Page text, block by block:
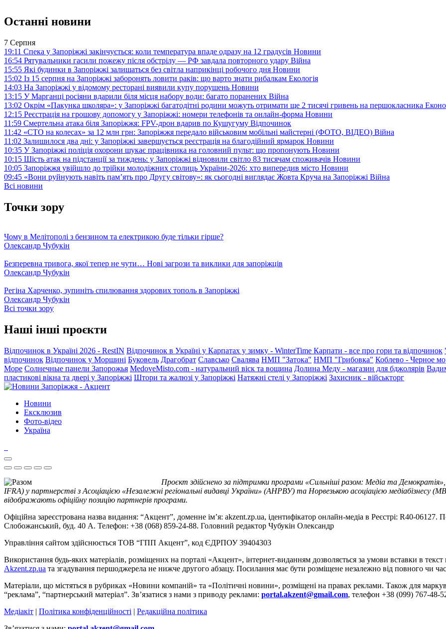
Останні новини
7 Серпня
19:11 Спека у Запоріжжі закінчується: коли температура впаде одразу на 12 градусів Новини
16:54 Рятувальники гасили пожежу після обстрілу — РФ завдала повторного удару Війна
15:55 Які будинки в Запоріжжі залишаться без світла наприкінці робочого дня Новини
15:02 Із 15 серпня на Запоріжжі заборонять ловити раків: що варто знати рибалкам Екологія
14:03 На Запоріжжі у відомому ресторані виявили купу порушень Новини
13:15 У Марганці росіяни вдарили біля місця набору води: багато поранених Війна
13:02 Окрім «Пакунка школяра»: у Запоріжжі багатодітні родини можуть отримати ще 2 тисячі гривень на першокласника
12:15 Реєстрація на грошову допомогу у Запоріжжі: номери телефонів та онлайн-форма Новини
11:59 Смертельна атака біля Запоріжжя: FPV-дрон вдарив по Кушугуму Відпочинок
11:42 «СТО на колесах» за 12 млн грн: Запоріжжя передало військовим мобільні майстерні (ФОТО, ВІДЕО) Війна
11:02 Залишилося два дні: у Запоріжжі завершується реєстрація на благодійний ярмарок Новини
10:35 У Запоріжжі поліція охорони шукає працівника на головний пульт: що пропонують Новини
10:15 Шість атак на підстанції за тиждень: у Запоріжжі відновили світло 83 тисячам споживачів Новини
10:05 Запоріжжя увійшло до трійки молодіжних столиць України-2026: хто випередив місто Новини
09:45 «Вони руйнують навіть пам’ять про Другу світову»: як сьогодні виглядає Жовта Круча на Запоріжжі Війна
Всі новини
Точки зору
Чому в Мелітополі з бензином та електрикою буде тільки гірше?
Олександр Чубукін
Безперевна тривога, якої тепер не чути… Нові загрози та виклики для запоріжців
Олександр Чубукін
Регіна Харченко, зупиніть спилювання здорових тополь в Запоріжжі
Олександр Чубукін
Всі точки зору
Наші інші проєкти
Відпочинок в Україні 2026 - RestIN Відпочинок в Україні у Карпатах у зимку - WinterTime Карпати - все про гори та відпочинок
відпочинок Відпочинок у Моршині Буковель Драгобрат Славсько Свалява НМП "Затока" НМП "Грибовка" Коблево - Черное
Море Солнечные панели Запорожья MedoveMisto.com - натуральний віск та вощина Долина Меду - магазин для бджолярів
пластикові вікна та двері у Запоріжжі Штори та жалюзі у Запоріжжі Натяжні стелі у Запоріжжі Захисник - військторг
Новини
Ексклюзив
Фото-відео
Україна
Проєкт здійснено за підтримки програми «Сильніші разом: Медіа та
IFRA) у партнерстві з Асоціацією «Незалежні регіональні видавці України» (АНРВУ) та Норвезькою асоціацією медіабізнесу
відображають офіційну позицію партнерів програми.
Офіційна зареєстрована назва видання: “Акцент”, доменне ім’я: akzent.zp.ua, ідентифікатор онлайн-медіа в Реєстрі: R40-
Слобожанський, буд. 40 А. Телефон: +38 (068) 859-24-88. Головний редактор Чубукін Олександр
Управління сайтом здійснюється ТОВ “ГПП Акцент”, код ЄДРПОУ 39404303
Використання будь-яких матеріалів, розміщених на порталі «Акцент», інтернет-виданням дозволяється за умови вставки в
Akzent.zp.ua та згадування першоджерела не нижче другого абзацу. Посилання має бути розміщене незалежно від повного чи
Матеріали, що містяться в рубриках «Новини компаній» та «Політичні новини», розміщені на правах реклами. Також для
“реклама”, “партнерський матеріал”. Зв’язатися з нами з приводу реклами: portal.akzent@gmail.com, телефон +38 (099) 767-48-
Медіакіт | Політика конфіденційності | Редакційна політика